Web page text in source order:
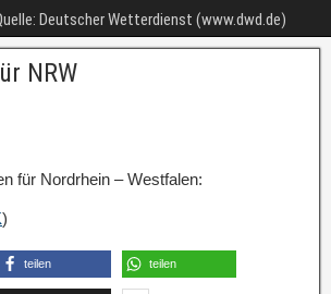
Deutscher Wetterdienst (www.dwd.de)
NRW
für Nordrhein – Westfalen:
)
teilen teilen